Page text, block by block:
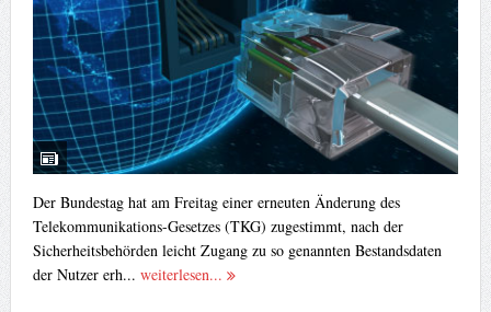
Der Bundestag hat am Freitag einer erneuten Änderung des
Telekommunikations-Gesetzes (TKG) zugestimmt, nach der
Sicherheitsbehörden leicht Zugang zu so genannten Bestandsdaten
der Nutzer erh... weiterlesen...